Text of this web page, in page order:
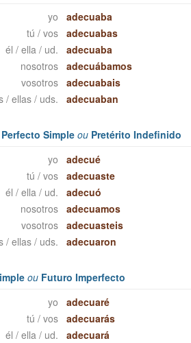
yo
adecuaba
tú / vos
adecuabas
él / ella / ud.
adecuaba
nosotros
adecuábamos
vosotros
adecuabais
/ ellas / uds.
adecuaban
Simpleou Pretérito Indefinido
yo
adecué
tú / vos
adecuaste
él / ella / ud.
adecuó
nosotros
adecuamos
vosotros
adecuasteis
/ ellas / uds.
adecuaron
ou Futuro Imperfecto
yo
adecuaré
tú / vos
adecuarás
él / ella / ud.
adecuará